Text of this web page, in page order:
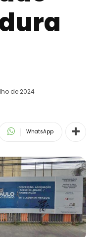
de 2024
WhatsApp